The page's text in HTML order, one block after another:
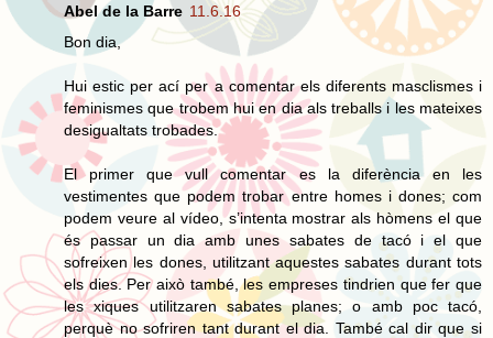
Abel de la Barre 11.6.16
Bon dia,
Hui estic per ací per a comentar els diferents masclismes i
feminismes que trobem hui en dia als treballs i les mateixes
desigualtats trobades.
El primer que vull comentar es la diferència en les
vestimentes que podem trobar entre homes i dones; com
podem veure al vídeo, s’intenta mostrar als hòmens el que
és passar un dia amb unes sabates de tacó i el que
sofreixen les dones, utilitzant aquestes sabates durant tots
els dies. Per això també, les empreses tindrien que fer que
les xiques utilitzaren sabates planes; o amb poc tacó,
perquè no sofriren tant durant el dia. També cal dir que si